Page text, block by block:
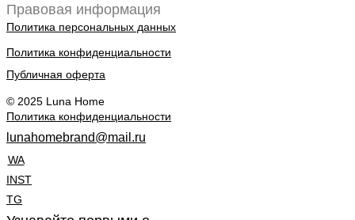
Правовая информация
Политика персональных данных
Политика конфиденциальности
Публичная оферта
© 2025 Luna Home
Политика конфиденциальности
lunahomebrand@mail.ru
WA
INST
TG